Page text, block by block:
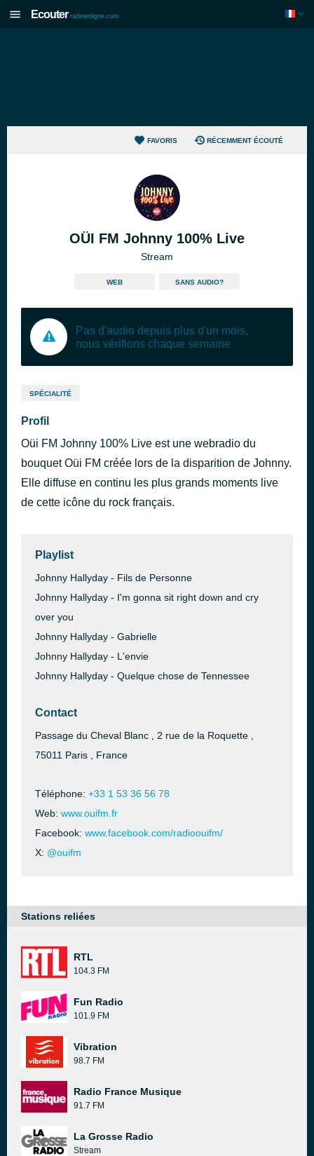
Ecouter radioenligne.com
FAVORIS RÉCEMMENT ÉCOUTÉ
OÜI FM Johnny 100% Live
Stream
WEB SANS AUDIO?
Pas d'audio depuis plus d'un mois,
nous vérifions chaque semaine
SPÉCIALITÉ
Profil
Oüi FM Johnny 100% Live est une webradio du
bouquet Oüi FM créée lors de la disparition de Johnny.
Elle diffuse en continu les plus grands moments live
de cette icône du rock français.
Playlist
Johnny Hallyday - Fils de Personne
Johnny Hallyday - I'm gonna sit right down and cry
over you
Johnny Hallyday - Gabrielle
Johnny Hallyday - L'envie
Johnny Hallyday - Quelque chose de Tennessee
Contact
Passage du Cheval Blanc , 2 rue de la Roquette ,
75011 Paris , France
Téléphone: +33 1 53 36 56 78
Web: www.ouifm.fr
Facebook: www.facebook.com/radioouifm/
X: @ouifm
Stations reliées
RTL
104.3 FM
Fun Radio
101.9 FM
Vibration
98.7 FM
Radio France Musique
91.7 FM
La Grosse Radio
Stream